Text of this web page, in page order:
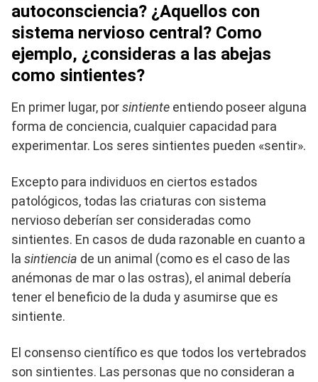
autoconsciencia? ¿Aquellos con
sistema nervioso central? Como
ejemplo, ¿consideras a las abejas
como sintientes?
En primer lugar, porsintiente entiendo poseer alguna
forma de conciencia, cualquier capacidad para
experimentar. Los seres sintientes pueden «sentir».
Excepto para individuos en ciertos estados
patológicos, todas las criaturas con sistema
nervioso deberían ser consideradas como
sintientes. En casos de duda razonable en cuanto a
la sintiencia de un animal (como es el caso de las
anémonas de mar o las ostras), el animal debería
tener el beneficio de la duda y asumirse que es
sintiente.
El consenso científico es que todos los vertebrados
son sintientes. Las personas que no consideran a